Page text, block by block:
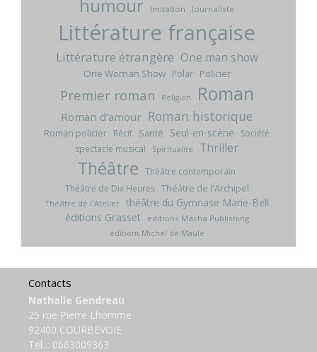
humour Imitation Journaliste
Littérature française
Littérature étrangère One man show
One Woman Show Polar Policier
Premier roman Religion Roman
Roman d'amour Roman historique
Roman policier Récit Santé Seul-en-scène
Société
spectacle musical
Spiritualité Thriller
Théâtre Théâtre contemporain
Théâtre de Dix Heures Théâtre de l'Archipel
Théâtre de l'Atelier théâtre du Gymnase Marie-Bell
éditions Grasset
éditions Macha Publishing
éditions Michel de Maule
Contacts
Nathalie Gendreau
25 rue Pierre Lhomme
92400 COURBEVOIE
Tél. : 0663009363